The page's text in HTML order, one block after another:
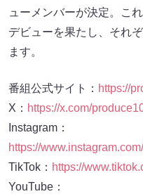
ューメンバーが決定。こ
デビューを果たし、それ
ます。
番組公式サイト： https://
X： https://x.com/
Instagram：
https://
TikTok： https://
YouTube：